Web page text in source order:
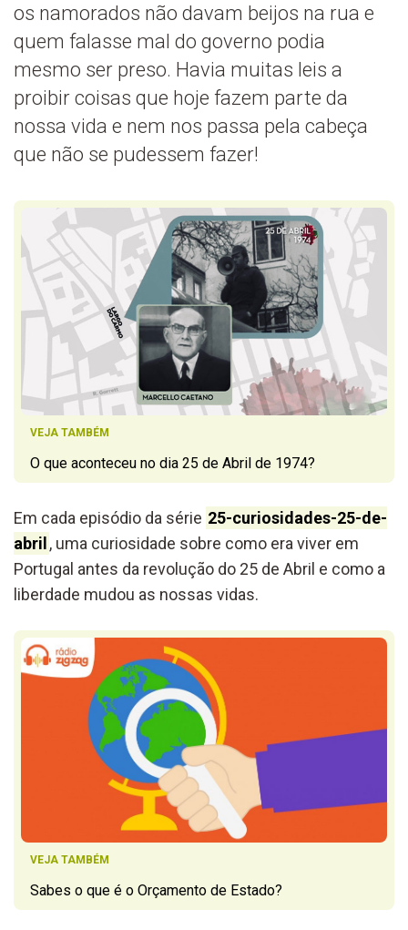
os namorados não davam beijos na rua e
quem falasse mal do governo podia
mesmo ser preso. Havia muitas leis a
proibir coisas que hoje fazem parte da
nossa vida e nem nos passa pela cabeça
que não se pudessem fazer!
VEJA TAMBÉM
O que aconteceu no dia 25 de Abril de 1974?
Em cada episódio da série 25-curiosidades-25-de-
abril, uma curiosidade sobre como era viver em
Portugal antes da revolução do 25 de Abril e como a
liberdade mudou as nossas vidas.
VEJA TAMBÉM
Sabes o que é o Orçamento de Estado?